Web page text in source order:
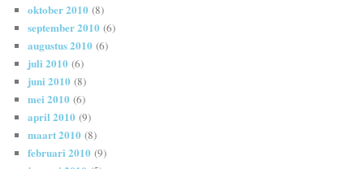
oktober 2010 (8)
september 2010 (6)
augustus 2010 (6)
juli 2010 (6)
juni 2010 (8)
mei 2010 (6)
april 2010 (9)
maart 2010 (8)
februari 2010 (9)